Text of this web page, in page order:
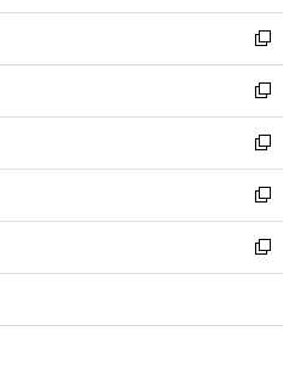
開
く
ウ
で
開
く
ン
ド
ウ
で
開
く
ウ
ィ
ン
ド
ウ
で
開
く
新
し
い
ウ
ィ
ン
ド
ウ
で
開
新
し
い
ウ
ィ
ン
ド
ウ
開
新
し
い
ウ
ィ
ン
ウ
新
し
い
ウ
ン
新
し
ウ